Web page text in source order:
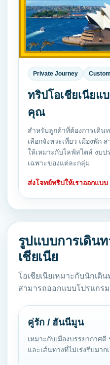
Private Journey
ทริปโอเชียเนียแ
คุณ
สำหรับลูกค้าที่ต้องการเดิน
เลือกจังหวะเที่ยว เมืองพัก
ให้เหมาะกับไลฟ์สไตล์ งบ
เฉพาะของแต่ละกลุ่ม
ส่งโจทย์ทริปให้เราออกแบบ
รูปแบบการเดิน
เชียเนีย
โอเชียเนียเหมาะกับนักเดิ
สามารถออกแบบโปรแกร
คู่รัก / ฮันนีมูน
เหมาะกับเมืองบรรยากาศ
และเส้นทางที่ไม่เร่งรีบมาก